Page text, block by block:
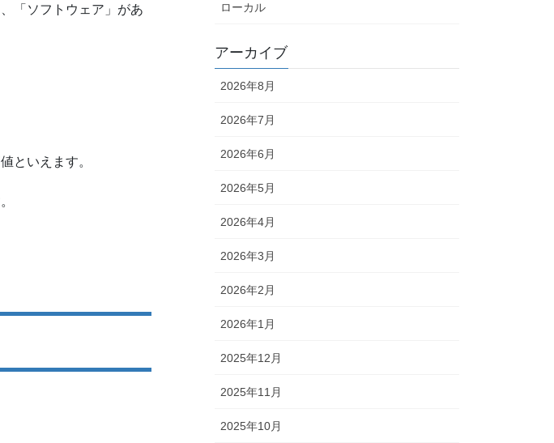
「ソフトウェア」があ
といえます。
ローカル
アーカイブ
2026年8月
2026年7月
2026年6月
2026年5月
2026年4月
2026年3月
2026年2月
2026年1月
2025年12月
2025年11月
2025年10月